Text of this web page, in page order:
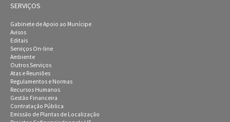
SERVIÇOS
Gabinete de Apoio ao Munícipe
Avisos
Editais
Serviços On-line
Ambiente
Outros Serviços
Atas e Reuniões
Regulamentos e Normas
Recursos Humanos
Gestão Financeira
Contratação Pública
Emissão de Plantas de Localização